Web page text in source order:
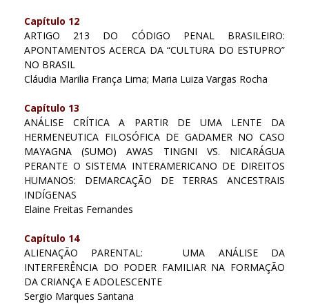
Capítulo 12
ARTIGO 213 DO CÓDIGO PENAL BRASILEIRO:
APONTAMENTOS ACERCA DA “CULTURA DO ESTUPRO”
NO BRASIL
Cláudia Marilia França Lima; Maria Luiza Vargas Rocha
Capítulo 13
ANÁLISE CRÍTICA A PARTIR DE UMA LENTE DA
HERMENEUTICA FILOSÓFICA DE GADAMER NO CASO
MAYAGNA (SUMO) AWAS TINGNI VS. NICARÁGUA
PERANTE O SISTEMA INTERAMERICANO DE DIREITOS
HUMANOS: DEMARCAÇÃO DE TERRAS ANCESTRAIS
INDÍGENAS
Elaine Freitas Fernandes
Capítulo 14
ALIENAÇÃO PARENTAL: UMA ANÁLISE DA
INTERFERÊNCIA DO PODER FAMILIAR NA FORMAÇÃO
DA CRIANÇA E ADOLESCENTE
Sergio Marques Santana